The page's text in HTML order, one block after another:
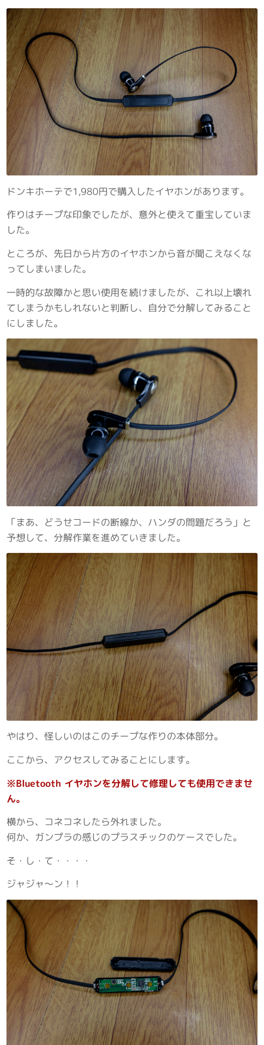
ドンキホーテで1,980円で購入したイヤホンがあります。
作りはチープな印象でしたが、意外と使えて重宝していま
した。
ところが、先日から片方のイヤホンから音が聞こえなくな
ってしまいました。
一時的な故障かと思い使用を続けましたが、これ以上壊れ
てしまうかもしれないと判断し、自分で分解してみること
にしました。
「まあ、どうせコードの断線か、ハンダの問題だろう」と
予想して、分解作業を進めていきました。
やはり、怪しいのはこのチープな作りの本体部分。
ここから、アクセスしてみることにします。
※Bluetooth イヤホンを分解して修理しても使用できませ
ん。
横から、コネコネしたら外れました。
何か、ガンプラの感じのプラスチックのケースでした。
そ・し・て・・・・
ジャジャ～ン！！